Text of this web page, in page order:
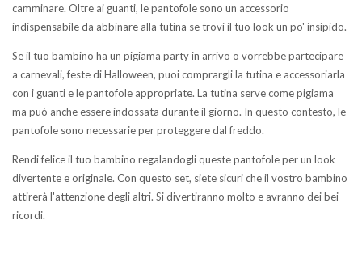
camminare. Oltre ai guanti, le pantofole sono un accessorio
indispensabile da abbinare alla tutina se trovi il tuo look un po' insipido.
Se il tuo bambino ha un pigiama party in arrivo o vorrebbe partecipare
a carnevali, feste di Halloween, puoi comprargli la tutina e accessoriarla
con i guanti e le pantofole appropriate. La tutina serve come pigiama
ma può anche essere indossata durante il giorno. In questo contesto, le
pantofole sono necessarie per proteggere dal freddo.
Rendi felice il tuo bambino regalandogli queste pantofole per un look
divertente e originale. Con questo set, siete sicuri che il vostro bambino
attirerà l'attenzione degli altri. Si divertiranno molto e avranno dei bei
ricordi.